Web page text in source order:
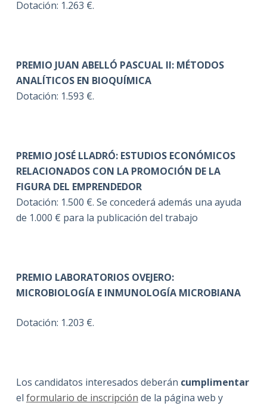
Dotación: 1.263 €.
PREMIO JUAN ABELLÓ PASCUAL II: MÉTODOS
ANALÍTICOS EN BIOQUÍMICA
Dotación: 1.593 €.
PREMIO JOSÉ LLADRÓ: ESTUDIOS ECONÓMICOS
RELACIONADOS CON LA PROMOCIÓN DE LA
FIGURA DEL EMPRENDEDOR
Dotación: 1.500 €. Se concederá además una ayuda
de 1.000 € para la publicación del trabajo
PREMIO LABORATORIOS OVEJERO:
MICROBIOLOGÍA E INMUNOLOGÍA MICROBIANA
Dotación: 1.203 €.
Los candidatos interesados deberán cumplimentar
el formulario de inscripción de la página web y